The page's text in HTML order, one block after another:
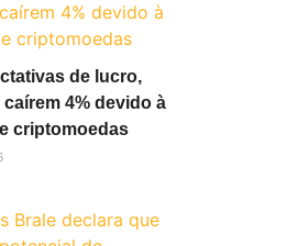
de lucro,
4% devido à
criptomoedas